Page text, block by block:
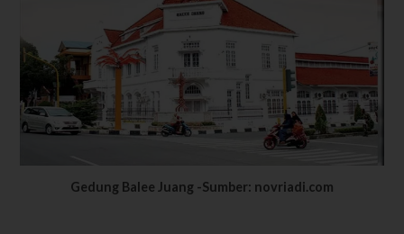
Gedung Balee Juang -Sumber: novriadi.com